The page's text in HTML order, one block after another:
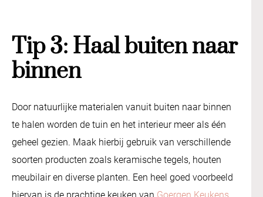
Tip 3: Haal buiten naar
binnen
Door natuurlijke materialen vanuit buiten naar binnen
te halen worden de tuin en het interieur meer als één
geheel gezien. Maak hierbij gebruik van verschillende
soorten producten zoals keramische tegels, houten
meubilair en diverse planten. Een heel goed voorbeeld
hiervan is de prachtige keuken van Goergen Keukens.